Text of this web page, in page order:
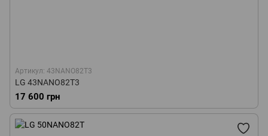
Артикул: 43NANO82T3
LG 43NANO82T3
17 600 грн